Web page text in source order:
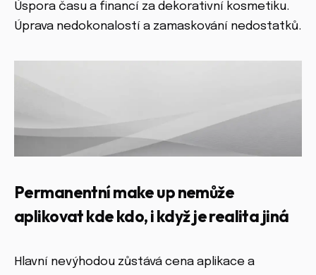
Úspora času a financí za dekorativní kosmetiku.
Úprava nedokonalostí a zamaskování nedostatků.
Permanentní make up nemůže
aplikovat kde kdo, i když je realita jiná
Hlavní nevýhodou zůstává cena aplikace a